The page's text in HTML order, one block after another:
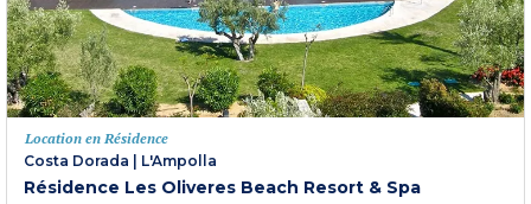
Location en Résidence
Costa Dorada
L'Ampolla
Résidence Les Oliveres Beach Resort & Spa